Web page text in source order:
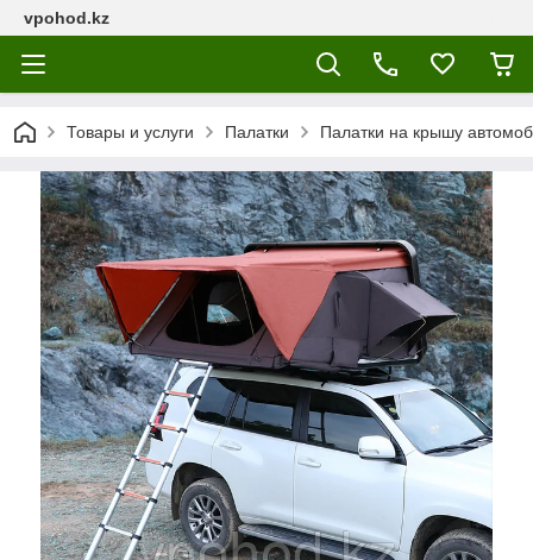
vpohod.kz
Товары и услуги Палатки Палатки на крышу